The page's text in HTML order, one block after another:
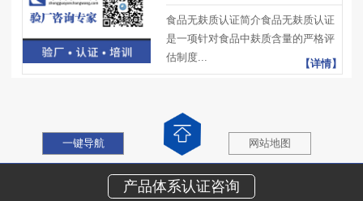
食品无麸质认证简介食品无麸质认证
是一项针对食品中麸质含量的严格评
估制度...
【详情】
产品体系认证咨询
一键导航 网站地图